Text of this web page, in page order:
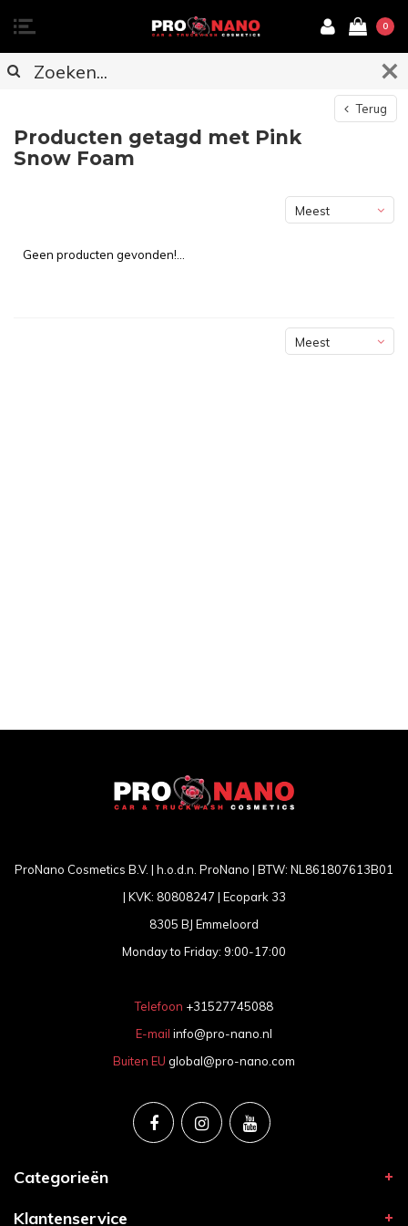
0
Terug
Producten getagd met Pink
Snow Foam
Meest
Geen producten gevonden!...
Meest
ProNano Cosmetics B.V. | h.o.d.n. ProNano | BTW: NL861807613B01
| KVK: 80808247 | Ecopark 33
8305 BJ Emmeloord
Monday to Friday: 9:00-17:00
Telefoon +31527745088
E-mail info@pro-nano.nl
Buiten EU global@pro-nano.com
Categorieën
Klantenservice